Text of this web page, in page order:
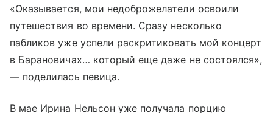
«Оказывается, мои недоброжелатели освоили
путешествия во времени. Сразу несколько
пабликов уже успели раскритиковать мой концерт
в Барановичах… который еще даже не состоялся»,
— поделилась певица.
В мае Ирина Нельсон уже получала порцию